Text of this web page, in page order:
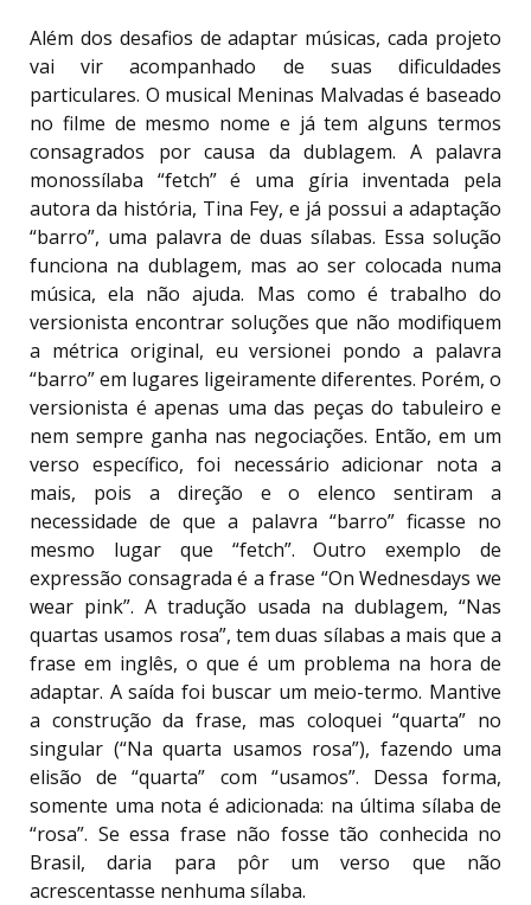
Além dos desafios de adaptar músicas, cada projeto
vai vir acompanhado de suas dificuldades
particulares. O musical Meninas Malvadas é baseado
no filme de mesmo nome e já tem alguns termos
consagrados por causa da dublagem. A palavra
monossílaba “fetch” é uma gíria inventada pela
autora da história, Tina Fey, e já possui a adaptação
“barro”, uma palavra de duas sílabas. Essa solução
funciona na dublagem, mas ao ser colocada numa
música, ela não ajuda. Mas como é trabalho do
versionista encontrar soluções que não modifiquem
a métrica original, eu versionei pondo a palavra
“barro” em lugares ligeiramente diferentes. Porém, o
versionista é apenas uma das peças do tabuleiro e
nem sempre ganha nas negociações. Então, em um
verso específico, foi necessário adicionar nota a
mais, pois a direção e o elenco sentiram a
necessidade de que a palavra “barro” ficasse no
mesmo lugar que “fetch”. Outro exemplo de
expressão consagrada é a frase “On Wednesdays we
wear pink”. A tradução usada na dublagem, “Nas
quartas usamos rosa”, tem duas sílabas a mais que a
frase em inglês, o que é um problema na hora de
adaptar. A saída foi buscar um meio-termo. Mantive
a construção da frase, mas coloquei “quarta” no
singular (“Na quarta usamos rosa”), fazendo uma
elisão de “quarta” com “usamos”. Dessa forma,
somente uma nota é adicionada: na última sílaba de
“rosa”. Se essa frase não fosse tão conhecida no
Brasil, daria para pôr um verso que não
acrescentasse nenhuma sílaba.